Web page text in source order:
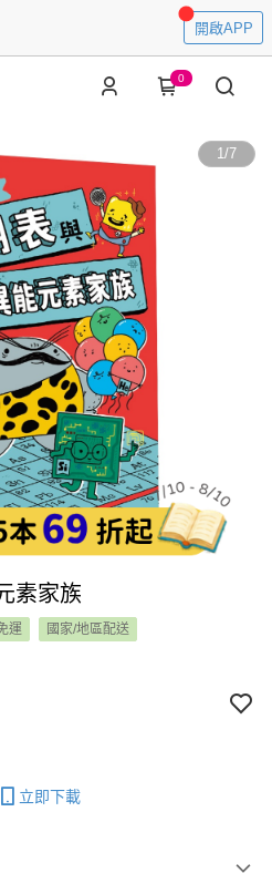
開啟APP
0
1/7
素家族
運 國家/地區配送
立即下載